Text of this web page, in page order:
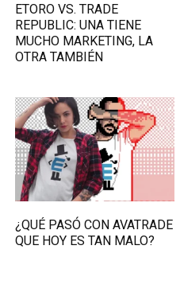
ETORO VS. TRADE
REPUBLIC: UNA TIENE
MUCHO MARKETING, LA
OTRA TAMBIÉN
¿QUÉ PASÓ CON AVATRADE
QUE HOY ES TAN MALO?